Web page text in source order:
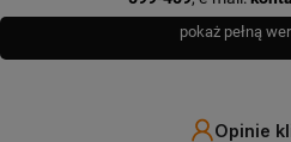
pokaż pełną
Opinie